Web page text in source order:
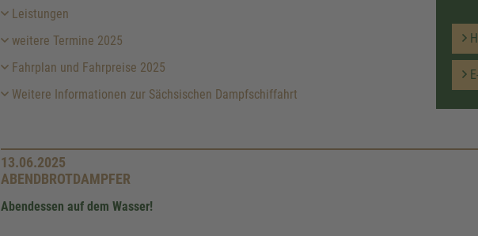
Leistungen
weitere Termine 2025
Fahrplan und Fahrpreise 2025
Weitere Informationen zur Sächsischen Dampfschiffahrt
13.06.2025
ABENDBROTDAMPFER
Abendessen auf dem Wasser!